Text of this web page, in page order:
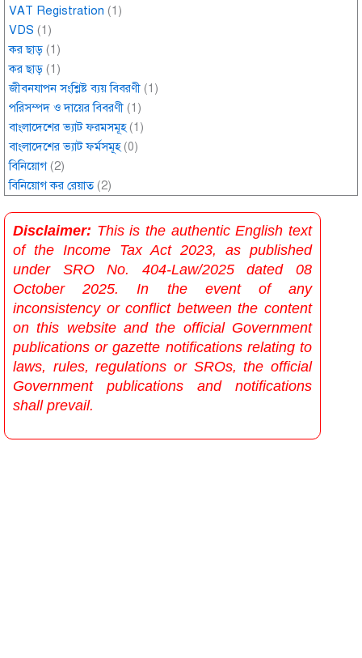
VAT Registration (1)
VDS (1)
কর ছাড় (1)
কর ছাড় (1)
জীবনযাপন সংশ্লিষ্ট ব্যয় বিবরণী (1)
পরিসম্পদ ও দায়ের বিবরণী (1)
বাংলাদেশের ভ্যাট ফরমসমূহ(1)
বাংলাদেশের ভ্যাট ফর্মসমূহ(0)
বিনিয়োগ(2)
বিনিয়োগ কর রেয়াত(2)
Disclaimer: This is the authentic English text
of the Income Tax Act 2023, as published
under SRO No. 404-Law/2025 dated 08
October 2025. In the event of any
inconsistency or conflict between the content
on this website and the official Government
publications or gazette notifications relating to
laws, rules, regulations or SROs, the official
Government publications and notifications
shall prevail.